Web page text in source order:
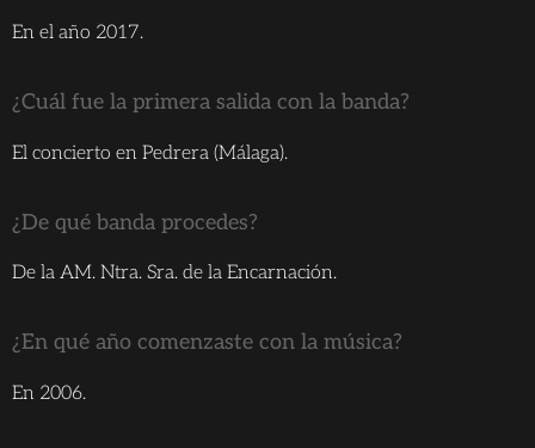
En el año 2017.
¿Cuál fue la primera salida con la banda?
El concierto en Pedrera (Málaga).
¿De qué banda procedes?
De la AM. Ntra. Sra. de la Encarnación.
¿En qué año comenzaste con la música?
En 2006.